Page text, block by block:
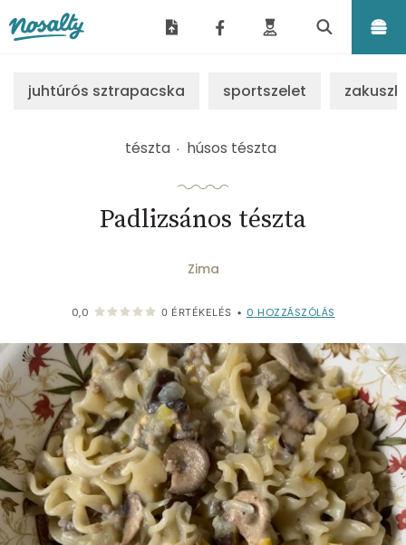
juhtúrós sztrapacska sportszelet
tészta húsos tészta
Padlizsános tészta
Zima
0,0 0 ÉRTÉKELÉS • 0 HOZZÁSZÓLÁS